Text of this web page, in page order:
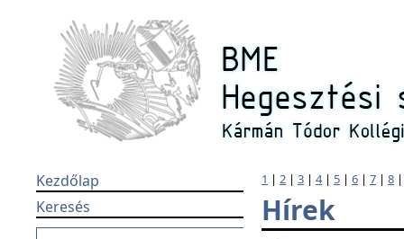
Kezdőlap
Keresés
1 | 2 | 3 | 4| 5 | 6 | 7 | 8
Hírek